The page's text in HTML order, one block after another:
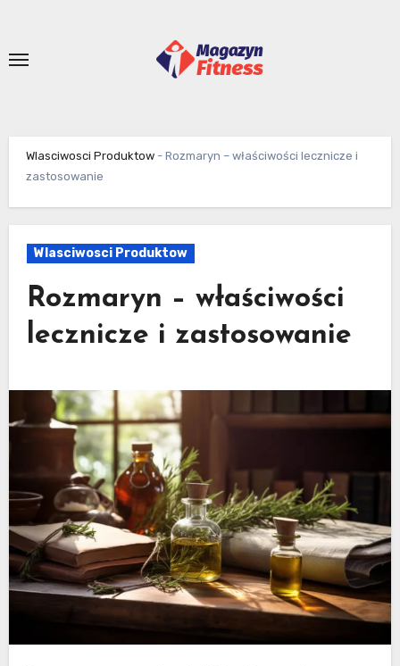
content
Wlasciwosci Produktow -Rozmaryn – właściwości lecznicze i
zastosowanie
Wlasciwosci Produktow
Rozmaryn – właściwości
lecznicze i zastosowanie